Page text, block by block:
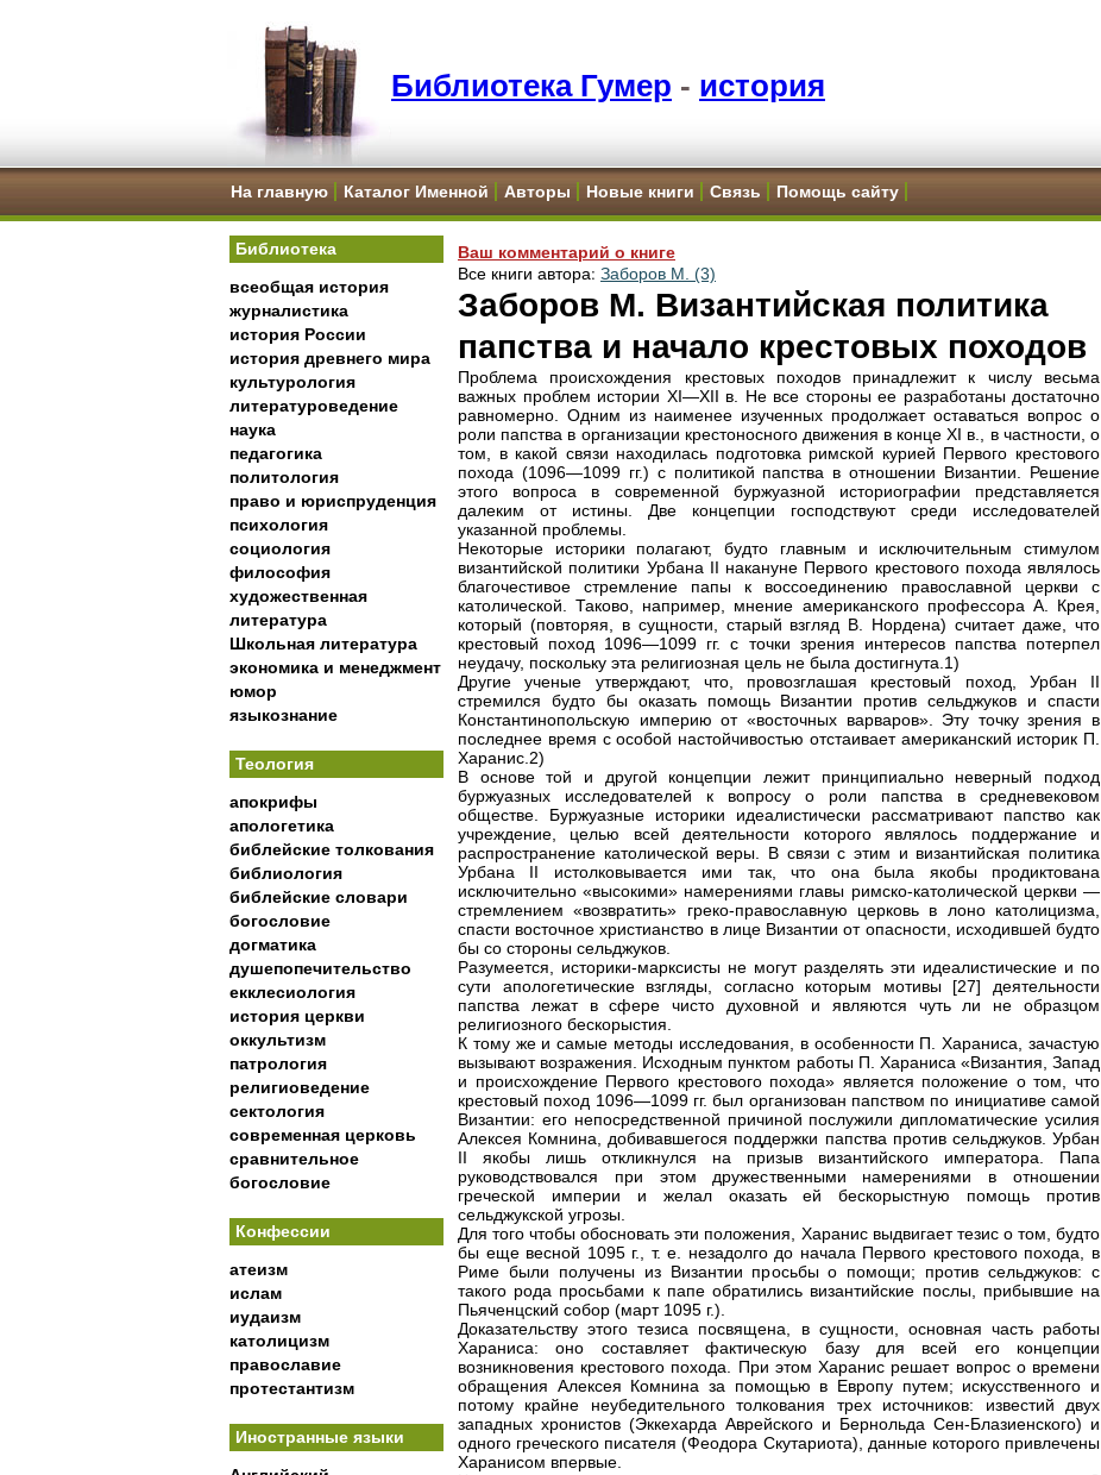
Библиотека Гумер - история
На главную Каталог Именной Авторы Новые книги Связь Помощь сайту
Библиотека
всеобщая история
журналистика
история России
история древнего мира
культурология
литературоведение
наука
педагогика
политология
право и юриспруденция
психология
социология
философия
художественная
литература
Школьная литература
экономика и менеджмент
юмор
языкознание
Теология
апокрифы
апологетика
библейские толкования
библиология
библейские словари
богословие
догматика
душепопечительство
екклесиология
история церкви
оккультизм
патрология
религиоведение
сектология
современная церковь
сравнительное
богословие
Конфессии
атеизм
ислам
иудаизм
католицизм
православие
протестантизм
Иностранные языки
Ваш комментарий о книге
Все книги автора: Заборов М. (3)
Заборов М. Византийская политика
папства и начало крестовых походов
Проблема происхождения крестовых походов принадлежит к числу весьма
важных проблем истории XI—XII в. Не все стороны ее разработаны достаточно
равномерно. Одним из наименее изученных продолжает оставаться вопрос о
роли папства в организации крестоносного движения в конце XI в., в частности, о
том, в какой связи находилась подготовка римской курией Первого крестового
похода (1096—1099 гг.) с политикой папства в отношении Византии. Решение
этого вопроса в современной буржуазной историографии представляется
далеким от истины. Две концепции господствуют среди исследователей
указанной проблемы.
Некоторые историки полагают, будто главным и исключительным стимулом
византийской политики Урбана II накануне Первого крестового похода являлось
благочестивое стремление папы к воссоединению православной церкви с
католической. Таково, например, мнение американского профессора А. Крея,
который (повторяя, в сущности, старый взгляд В. Нордена) считает даже, что
крестовый поход 1096—1099 гг. с точки зрения интересов папства потерпел
неудачу, поскольку эта религиозная цель не была достигнута.1)
Другие ученые утверждают, что, провозглашая крестовый поход, Урбан II
стремился будто бы оказать помощь Византии против сельджуков и спасти
Константинопольскую империю от «восточных варваров». Эту точку зрения в
последнее время с особой настойчивостью отстаивает американский историк П.
Харанис.2)
В основе той и другой концепции лежит принципиально неверный подход
буржуазных исследователей к вопросу о роли папства в средневековом
обществе. Буржуазные историки идеалистически рассматривают папство как
учреждение, целью всей деятельности которого являлось поддержание и
распространение католической веры. В связи с этим и византийская политика
Урбана II истолковывается ими так, что она была якобы продиктована
исключительно «высокими» намерениями главы римско-католической церкви —
стремлением «возвратить» греко-православную церковь в лоно католицизма,
спасти восточное христианство в лице Византии от опасности, исходившей будто
бы со стороны сельджуков.
Разумеется, историки-марксисты не могут разделять эти идеалистические и по
сути апологетические взгляды, согласно которым мотивы [27] деятельности
папства лежат в сфере чисто духовной и являются чуть ли не образцом
религиозного бескорыстия.
К тому же и самые методы исследования, в особенности П. Хараниса, зачастую
вызывают возражения. Исходным пунктом работы П. Хараниса «Византия, Запад
и происхождение Первого крестового похода» является положение о том, что
крестовый поход 1096—1099 гг. был организован папством по инициативе самой
Византии: его непосредственной причиной послужили дипломатические усилия
Алексея Комнина, добивавшегося поддержки папства против сельджуков. Урбан
II якобы лишь откликнулся на призыв византийского императора. Папа
руководствовался при этом дружественными намерениями в отношении
греческой империи и желал оказать ей бескорыстную помощь против
сельджукской угрозы.
Для того чтобы обосновать эти положения, Харанис выдвигает тезис о том, будто
бы еще весной 1095 г., т. е. незадолго до начала Первого крестового похода, в
Риме были получены из Византии просьбы о помощи; против сельджуков: с
такого рода просьбами к папе обратились византийские послы, прибывшие на
Пьяченцский собор (март 1095 г.).
Доказательству этого тезиса посвящена, в сущности, основная часть работы
Хараниса: оно составляет фактическую базу для всей его концепции
возникновения крестового похода. При этом Харанис решает вопрос о времени
обращения Алексея Комнина за помощью в Европу путем; искусственного и
потому крайне неубедительного толкования трех источников: известий двух
западных хронистов (Эккехарда Аврейского и Бернольда Сен-Блазиенского) и
одного греческого писателя (Феодора Скутариота), данные которого привлечены
Харанисом впервые.